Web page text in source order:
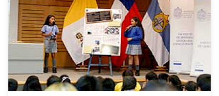
Información para keyboard_arrow_down
Futuros estudiantes
Estudiantes
Académicos
Go to english site launch
ACCESOS DIRECTOS
Admisión launch